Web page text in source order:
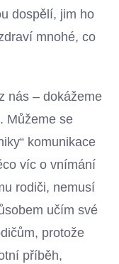
dospělí, jim ho
mnohé, co
nás – dokážeme
Můžeme se
komunikace
víc o vnímání
rodiči, nemusí
učím své
protože
příběh,